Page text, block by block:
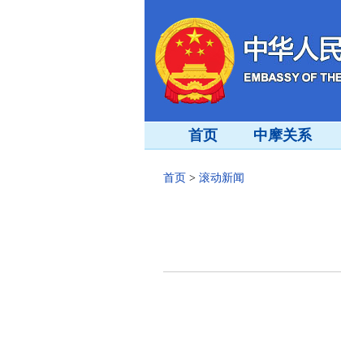
首页 中摩关系
首页 > 滚动新闻